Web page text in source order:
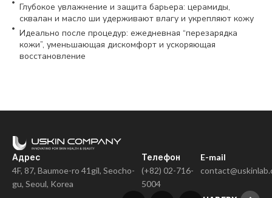
Глубокое увлажнение и защита барьера: церамиды,
сквалан и масло ши удерживают влагу и укрепляют кожу
Идеально после процедур: ежедневная “перезарядка
кожи”, уменьшающая дискомфорт и ускоряющая
восстановление
Адрес
4F, 87, Baumoe-ro 41gil, Seocho-
gu, Seoul, Korea
Телефон
(+82) 02-716-
5004
E-mail